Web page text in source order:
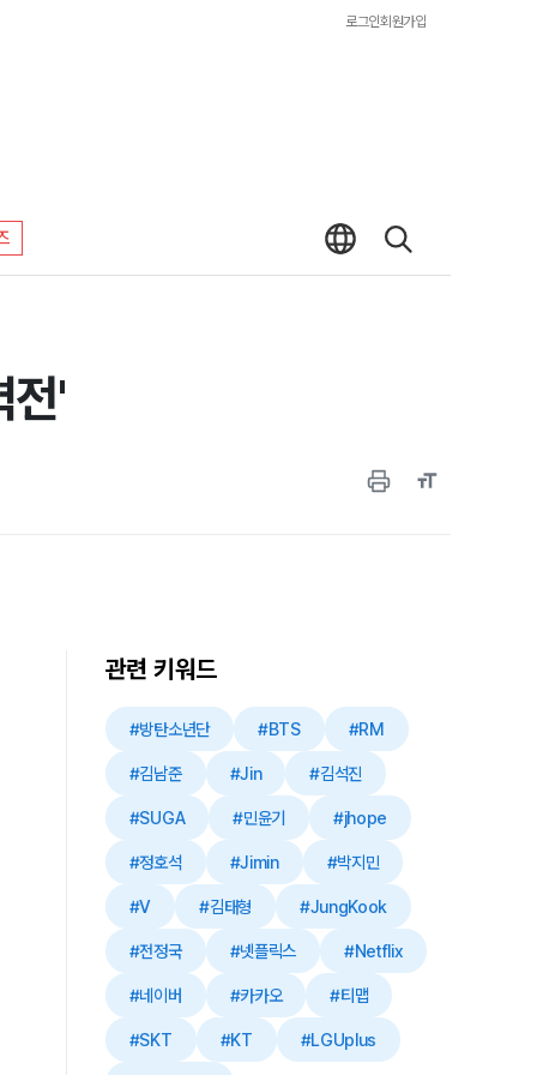
로그인회원가입
전'
관련 키워드
#방탄소년단 #BTS #RM
#김남준 #Jin #김석진
#SUGA #민윤기 #jhope
#정호석 #Jimin #박지민
#V #김태형 #JungKook
#전정국 #넷플릭스 #Netflix
#네이버 #카카오 #티맵
#SKT #KT #LGUplus